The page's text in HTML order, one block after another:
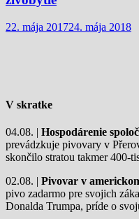
22. mája 201724. mája 2018
V skratke
04.08. | Hospodárenie
prevádzkuje pivovary v
skončilo stratou takmer 400-
02.08. | Pivovar v
pivo zadarmo pre svojich
Donalda Trumpa, príde o